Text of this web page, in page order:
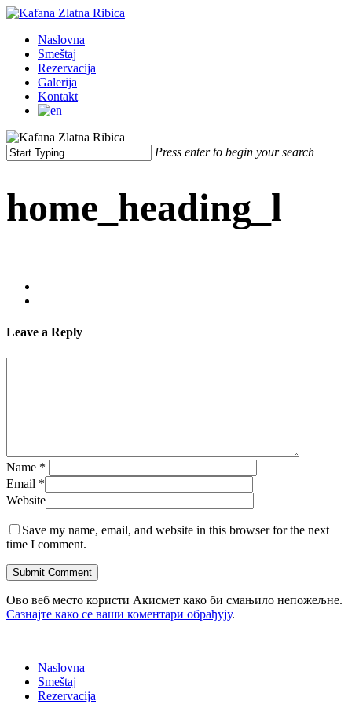
Skip
main
content
Menu
Naslovna
Smeštaj
Rezervacija
Galerija
Kontakt
Press enter to begin your search
home_heading_l
Leave a Reply
Name *
Email *
Website
Save my name, email, and website in this browser for the next
time I comment.
Ово веб место користи Акисмет како би смањило непожељне.
Сазнајте како се ваши коментари обрађују.
Naslovna
Smeštaj
Rezervacija